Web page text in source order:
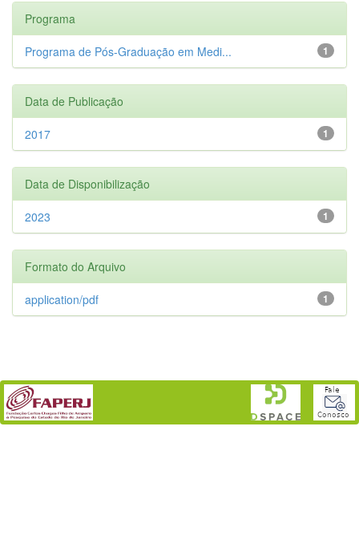
Programa
1
Programa de Pós-Graduação em Medi...
Data de Publicação
1
2017
Data de Disponibilização
1
2023
Formato do Arquivo
1
application/pdf